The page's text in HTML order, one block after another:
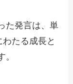
た発言は、単
たる成長と